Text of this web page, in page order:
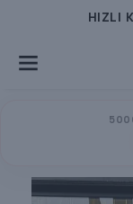
HIZLI